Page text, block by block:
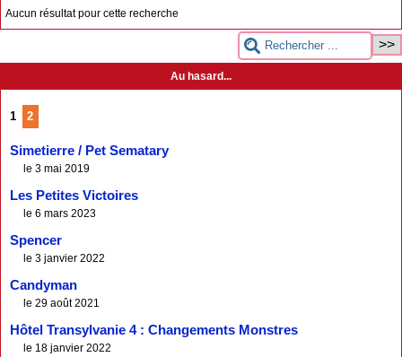
Aucun résultat pour cette recherche
Au hasard...
1 2
Simetierre / Pet Sematary
le 3 mai 2019
Les Petites Victoires
le 6 mars 2023
Spencer
le 3 janvier 2022
Candyman
le 29 août 2021
Hôtel Transylvanie 4 : Changements Monstres
le 18 janvier 2022